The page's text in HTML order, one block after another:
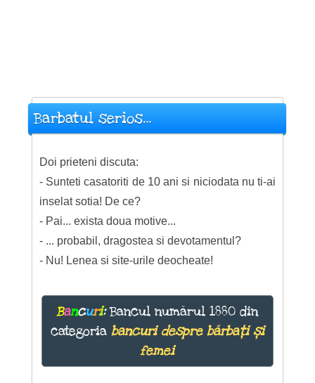
Barbatul serios...
Doi prieteni discuta:
- Sunteti casatoriti de 10 ani si niciodata nu ti-ai
inselat sotia! De ce?
- Pai... exista doua motive...
- ... probabil, dragostea si devotamentul?
- Nu! Lenea si site-urile deocheate!
Bancuri:Bancul numărul 1880 din
categoria bancuri despre bărbați și
femei